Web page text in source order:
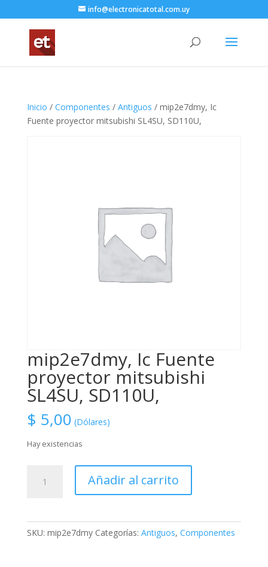
info@electronicatotal.com.uy
Inicio / Componentes / Antiguos / mip2e7dmy, Ic
Fuente proyector mitsubishi SL4SU, SD110U,
mip2e7dmy, Ic Fuente
proyector mitsubishi
SL4SU, SD110U,
$ 5,00 (Dólares)
Hay existencias
Añadir al carrito
SKU: mip2e7dmy Categorías: Antiguos, Componentes